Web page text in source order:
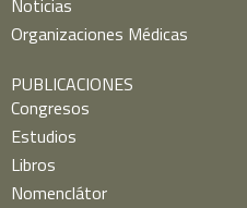
Noticias
Organizaciones Médicas
PUBLICACIONES
Congresos
Estudios
Libros
Nomenclátor